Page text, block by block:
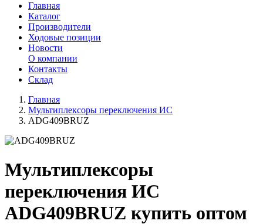
Главная
Каталог
Производители
Ходовые позиции
Новости
О компании
Контакты
Склад
Главная
Мультиплексоры переключения ИС
ADG409BRUZ
Мультиплексоры
переключения ИС
ADG409BRUZ купить оптом